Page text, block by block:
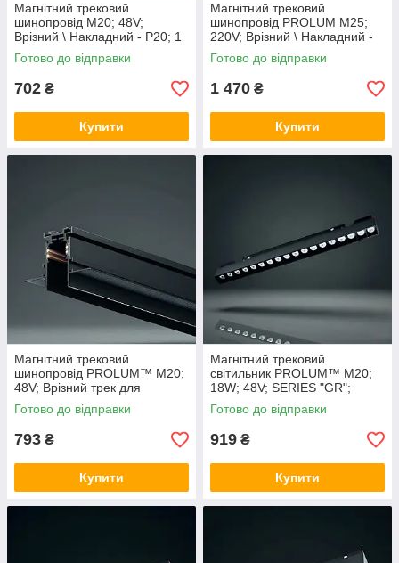
Магнітний трековий
шинопровід M20; 48V;
Врізний \ Накладний - P20; 1
метр. Шинопровід для
магнітних трекових
Готово до відправки
702 ₴
Купити
Магнітний трековий
шинопровід PROLUM M25;
220V; Врізний \ Накладний -
P25; 2 метри
Готово до відправки
1 470 ₴
Купити
Магнітний трековий
шинопровід PROLUM™ M20;
48V; Врізний трек для
гіпсокартону - R20; 1 метр
Готово до відправки
793 ₴
Купити
Магнітний трековий
світильник PROLUM™ M20;
18W; 48V; SERIES "GR";
Білий 4000K
Готово до відправки
919 ₴
Купити